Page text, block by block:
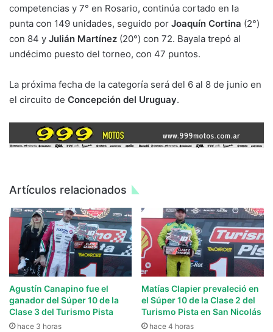
competencias y 7° en Rosario, continúa cortado en la
punta con 149 unidades, seguido por Joaquín Cortina (2°)
con 84 y Julián Martínez (20°) con 72. Bayala trepó al
undécimo puesto del torneo, con 47 puntos.
La próxima fecha de la categoría será del 6 al 8 de junio en
el circuito de Concepción del Uruguay.
Artículos relacionados
Agustín Canapino fue el
ganador del Súper 10 de la
Clase 3 del Turismo Pista
hace 3 horas
Matías Clapier prevaleció en
el Súper 10 de la Clase 2 del
Turismo Pista en San Nicolás
hace 4 horas